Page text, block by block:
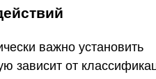
важно установить
зависит от